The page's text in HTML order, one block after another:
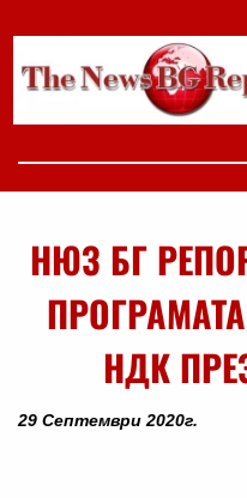
НЮЗ БГ
НДК
29 Септември 2020г.